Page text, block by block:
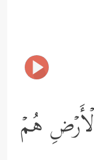
هُمۡ